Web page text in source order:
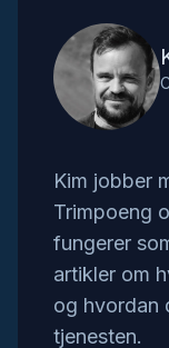
Kim Grytøyr
Kim jobber
Trimpoeng
fungerer
artikler om
og hvordan
tjenesten.